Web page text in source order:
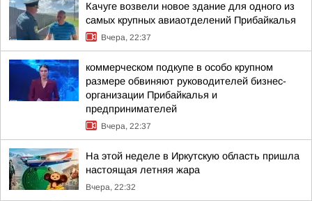
Качуге возвели новое здание для одного из
самых крупных авиаотделений Прибайкалья
Вчера, 22:37
коммерческом подкупе в особо крупном
размере обвиняют руководителей бизнес-
организации Прибайкалья и
предпринимателей
Вчера, 22:37
На этой неделе в Иркутскую область пришла
настоящая летняя жара
Вчера, 22:32